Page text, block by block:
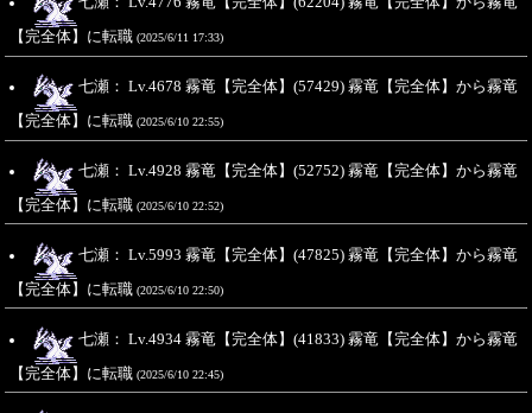
【完全体】に転職 (2025/6/11 17:33)
七瀬： Lv.4678 霧竜【完全体】(57429) 霧竜【完全体】から霧竜
【完全体】に転職 (2025/6/10 22:55)
七瀬： Lv.4928 霧竜【完全体】(52752) 霧竜【完全体】から霧竜
【完全体】に転職 (2025/6/10 22:52)
七瀬： Lv.5993 霧竜【完全体】(47825) 霧竜【完全体】から霧竜
【完全体】に転職 (2025/6/10 22:50)
七瀬： Lv.4934 霧竜【完全体】(41833) 霧竜【完全体】から霧竜
【完全体】に転職 (2025/6/10 22:45)